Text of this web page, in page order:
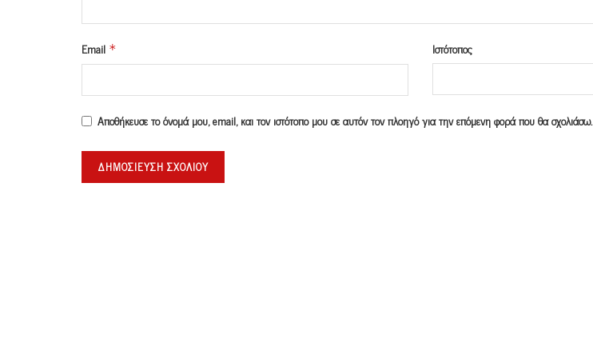
Email * Ιστότοπος
Αποθήκευσε το όνομά μου, email, και τον ιστότοπο μου σε αυτόν τον πλοηγό για την επόμενη φορά που θα σχολιάσω.